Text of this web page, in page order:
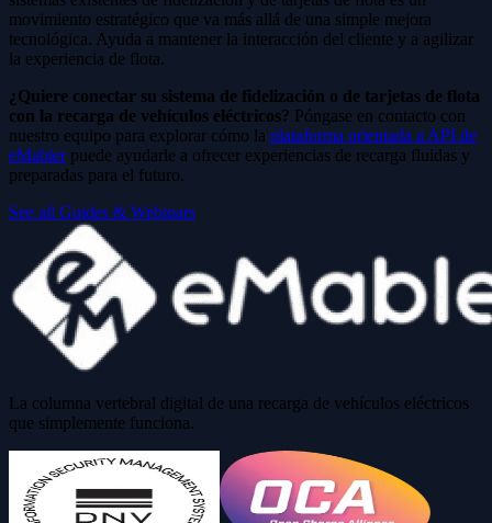
movimiento estratégico que va más allá de una simple mejora
tecnológica. Ayuda a mantener la interacción del cliente y a agilizar
la experiencia de flota.
¿Quiere conectar su sistema de fidelización o de tarjetas de flota
con la recarga de vehículos eléctricos? Póngase en contacto con
nuestro equipo para explorar cómo la plataforma orientada a API de
eMablerpuede ayudarle a ofrecer experiencias de recarga fluidas y
preparadas para el futuro.
See all Guides & Webinars
La columna vertebral digital de una recarga de vehículos eléctricos
que simplemente funciona.